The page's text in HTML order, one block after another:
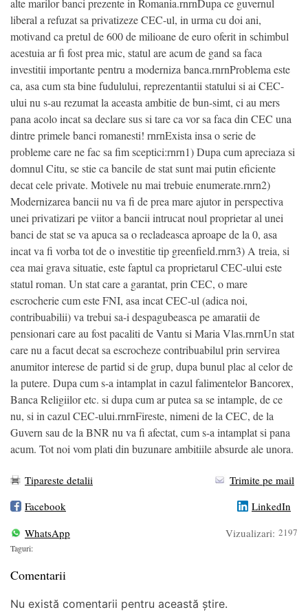
alte marilor banci prezente in Romania.rnrnDupa ce guvernul
liberal a refuzat sa privatizeze CEC-ul, in urma cu doi ani,
motivand ca pretul de 600 de milioane de euro oferit in schimbul
acestuia ar fi fost prea mic, statul are acum de gand sa faca
investitii importante pentru a moderniza banca.rnrnProblema este
ca, asa cum sta bine fudulului, reprezentantii statului si ai CEC-
ului nu s-au rezumat la aceasta ambitie de bun-simt, ci au mers
pana acolo incat sa declare sus si tare ca vor sa faca din CEC una
dintre primele banci romanesti! rnrnExista insa o serie de
probleme care ne fac sa fim sceptici:rnrn1) Dupa cum apreciaza si
domnul Citu, se stie ca bancile de stat sunt mai putin eficiente
decat cele private. Motivele nu mai trebuie enumerate.rnrn2)
Modernizarea bancii nu va fi de prea mare ajutor in perspectiva
unei privatizari pe viitor a bancii intrucat noul proprietar al unei
banci de stat se va apuca sa o recladeasca aproape de la 0, asa
incat va fi vorba tot de o investitie tip greenfield.rnrn3) A treia, si
cea mai grava situatie, este faptul ca proprietarul CEC-ului este
statul roman. Un stat care a garantat, prin CEC, o mare
escrocherie cum este FNI, asa incat CEC-ul (adica noi,
contribuabilii) va trebui sa-i despagubeasca pe amaratii de
pensionari care au fost pacaliti de Vantu si Maria Vlas.rnrnUn stat
care nu a facut decat sa escrocheze contribuabilul prin servirea
anumitor interese de partid si de grup, dupa bunul plac al celor de
la putere. Dupa cum s-a intamplat in cazul falimentelor Bancorex,
Banca Religiilor etc. si dupa cum ar putea sa se intample, de ce
nu, si in cazul CEC-ului.rnrnFireste, nimeni de la CEC, de la
Guvern sau de la BNR nu va fi afectat, cum s-a intamplat si pana
acum. Tot noi vom plati din buzunare ambitiile absurde ale unora.
Tipareste detalii
Trimite pe mail
Facebook
LinkedIn
WhatsApp
Vizualizari: 2197
Taguri:
Comentarii
Nu există comentarii pentru această știre.